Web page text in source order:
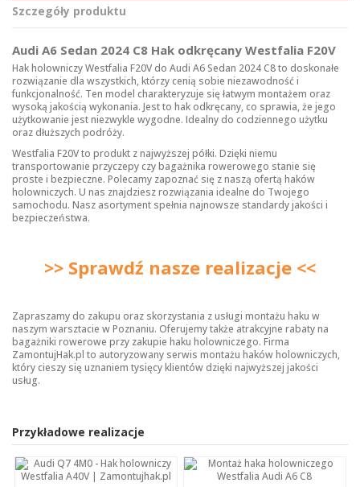
Szczegóły produktu
Audi A6 Sedan 2024 C8 Hak odkręcany Westfalia F20V
Hak holowniczy Westfalia F20V do Audi A6 Sedan 2024 C8 to doskonałe
rozwiązanie dla wszystkich, którzy cenią sobie niezawodność i
funkcjonalność. Ten model charakteryzuje się łatwym montażem oraz
wysoką jakością wykonania. Jest to hak odkręcany, co sprawia, że jego
użytkowanie jest niezwykle wygodne. Idealny do codziennego użytku
oraz dłuższych podróży.
Westfalia F20V to produkt z najwyższej półki. Dzięki niemu
transportowanie przyczepy czy bagażnika rowerowego stanie się
proste i bezpieczne. Polecamy zapoznać się z naszą ofertą haków
holowniczych. U nas znajdziesz rozwiązania idealne do Twojego
samochodu. Nasz asortyment spełnia najnowsze standardy jakości i
bezpieczeństwa.
>> Sprawdź nasze realizacje <<
Zapraszamy do zakupu oraz skorzystania z usługi montażu haku w
naszym warsztacie w Poznaniu. Oferujemy także atrakcyjne rabaty na
bagażniki rowerowe przy zakupie haku holowniczego. Firma
ZamontujHak.pl to autoryzowany serwis montażu haków holowniczych,
który cieszy się uznaniem tysięcy klientów dzięki najwyższej jakości
usług.
Przykładowe realizacje